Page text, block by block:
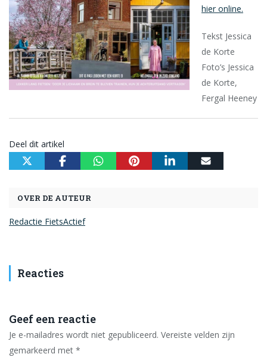
hier online.
Tekst Jessica
de Korte
Foto’s Jessica
de Korte,
Fergal Heeney
Deel dit artikel
OVER DE AUTEUR
Redactie FietsActief
Reacties
Geef een reactie
Je e-mailadres wordt niet gepubliceerd. Vereiste velden zijn
gemarkeerd met *